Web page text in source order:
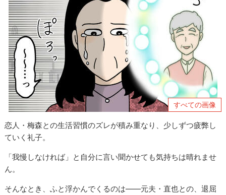
すべての画像
恋人・梅森との生活習慣のズレが積み重なり、少しずつ疲弊し
ていく礼子。
「我慢しなければ」と自分に言い聞かせても気持ちは晴れませ
ん。
そんなとき、ふと浮かんでくるのは――元夫・直也との、退屈